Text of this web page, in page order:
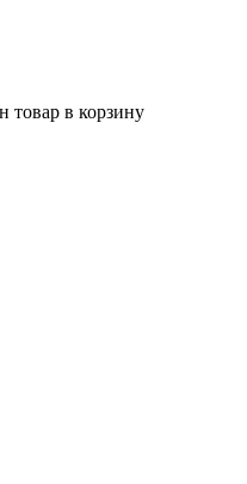
товар в корзину